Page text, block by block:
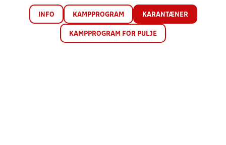
INFO KAMPPROGRAM KARANTÆNER
KAMPPROGRAM FOR PULJE